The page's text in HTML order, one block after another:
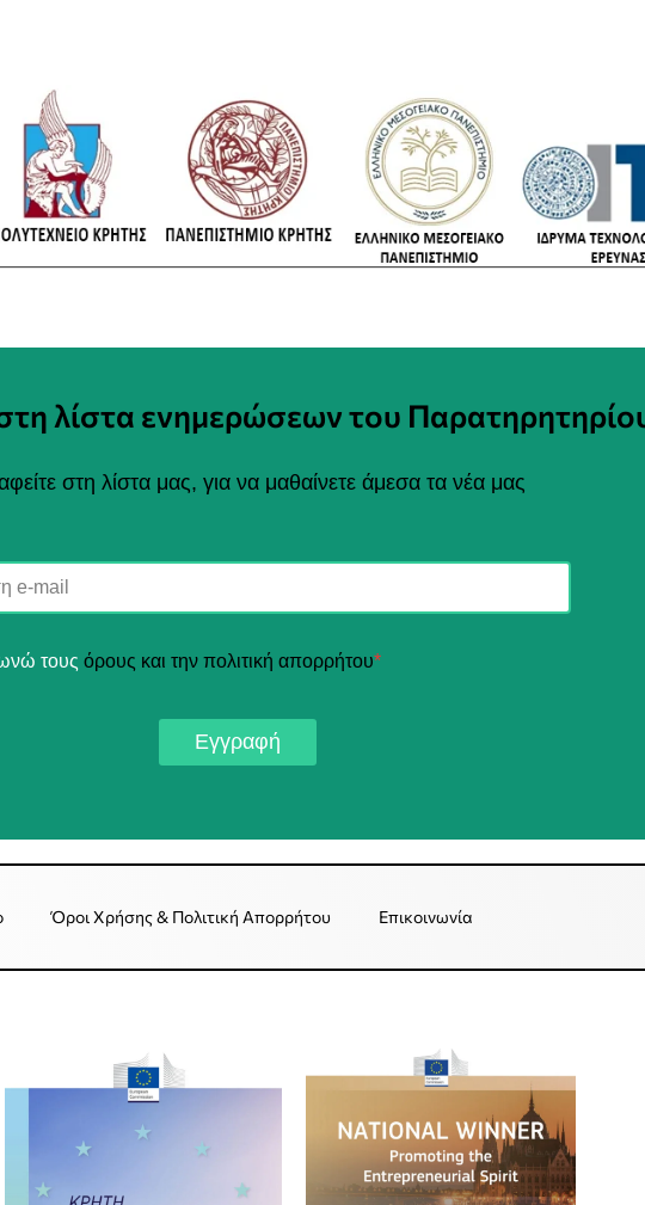
λίστα ενημερώσεων του
στη λίστα μας, για να μαθαίνετε άμεσα τα νέα μας
τουςόρους και την πολιτική απορρήτου*
Εγγραφή
Όροι Χρήσης & Πολιτική Απορρήτου Επικοινωνία